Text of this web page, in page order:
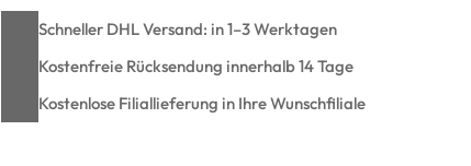
Schneller DHL Versand: in 1–3 Werktagen
Kostenfreie Rücksendung innerhalb 14 Tage
Kostenlose Filiallieferung in Ihre Wunschfiliale